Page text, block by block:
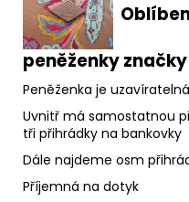
peněženky
Peněženka je
Uvnitř má samostatnou
tři přihrádky na bankovky
Dále najdeme osm
Příjemná na dotyk